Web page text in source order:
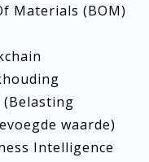
Materials (BOM)
(Belasting
waarde)
Intelligence